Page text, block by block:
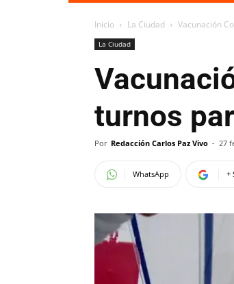
Inicio La Ciudad Vacunación
La Ciudad
turnos
Por Redacción Carlos Paz Vivo - 27
WhatsApp +